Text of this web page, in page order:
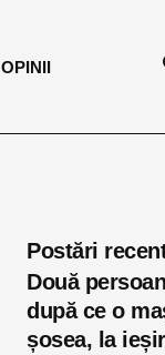
OPINII
Postări
Două
după ce o
șosea, la